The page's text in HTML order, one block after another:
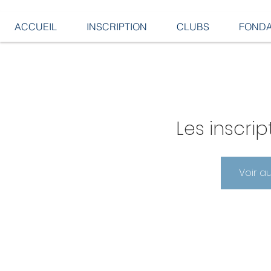
ACCUEIL INSCRIPTION CLUBS
Les
Voir